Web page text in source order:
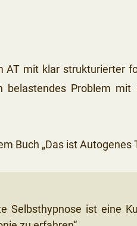
mit klar strukturierter
Problem
Buch „Das ist Autogenes
Selbsthypnose ist eine